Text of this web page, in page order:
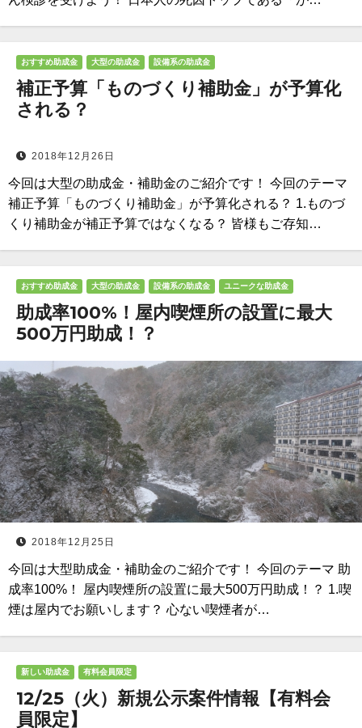
おすすめ助成金 大型の助成金 設備系の助成金
補正予算「ものづくり補助金」が予算化
される？
2018年12月26日
今回は大型の助成金・補助金のご紹介です！ 今回のテーマ
補正予算「ものづくり補助金」が予算化される？ 1.ものづ
くり補助金が補正予算ではなくなる？ 皆様もご存知…
おすすめ助成金 大型の助成金 設備系の助成金 ユニークな助成金
助成率100%！屋内喫煙所の設置に最大
500万円助成！？
2018年12月25日
今回は大型助成金・補助金のご紹介です！ 今回のテーマ 助
成率100%！ 屋内喫煙所の設置に最大500万円助成！？ 1.喫
煙は屋内でお願いします？ 心ない喫煙者が…
新しい助成金 有料会員限定
12/25（火）新規公示案件情報【有料会
員限定】